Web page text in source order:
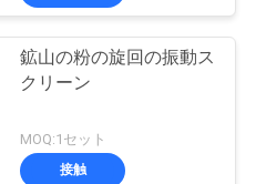
鉱山の粉の旋回の振動ス
クリーン
MOQ:1セット
接触